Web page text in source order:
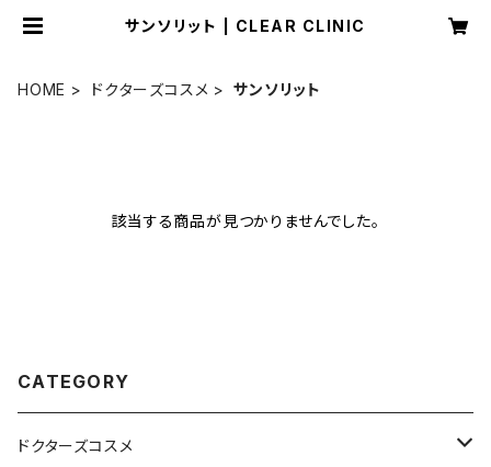
サンソリット | CLEAR CLINIC
HOME ドクターズコスメ サンソリット
該当する商品が見つかりませんでした。
CATEGORY
ドクターズコスメ